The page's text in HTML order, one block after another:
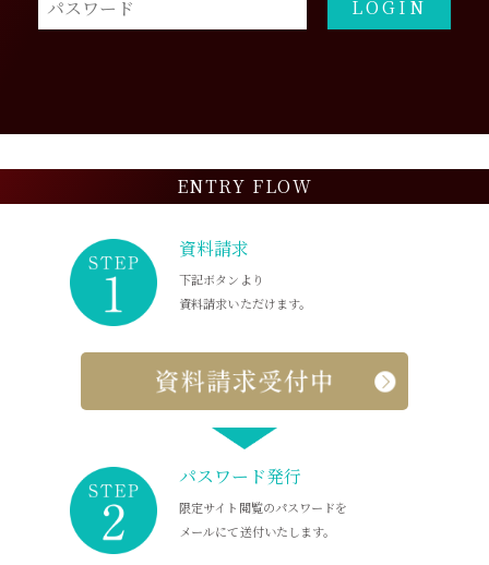
ENTRY FLOW
資料請求
下記ボタンより
資料請求いただけます。
パスワード発行
限定サイト閲覧のパスワードを
メールにて送付いたします。